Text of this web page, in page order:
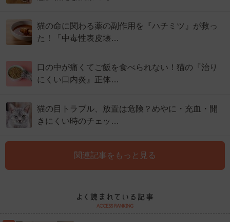
猫の命に関わる薬の副作用を『ハチミツ』が救っ
た！「中毒性表皮壊…
口の中が痛くてご飯を食べられない！猫の『治り
にくい口内炎』正体…
猫の目トラブル、放置は危険？めやに・充血・開
きにくい時のチェッ…
関連記事をもっと見る